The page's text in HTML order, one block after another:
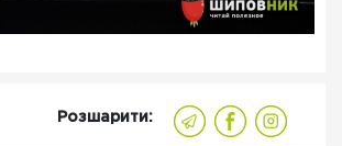
Розшарити: